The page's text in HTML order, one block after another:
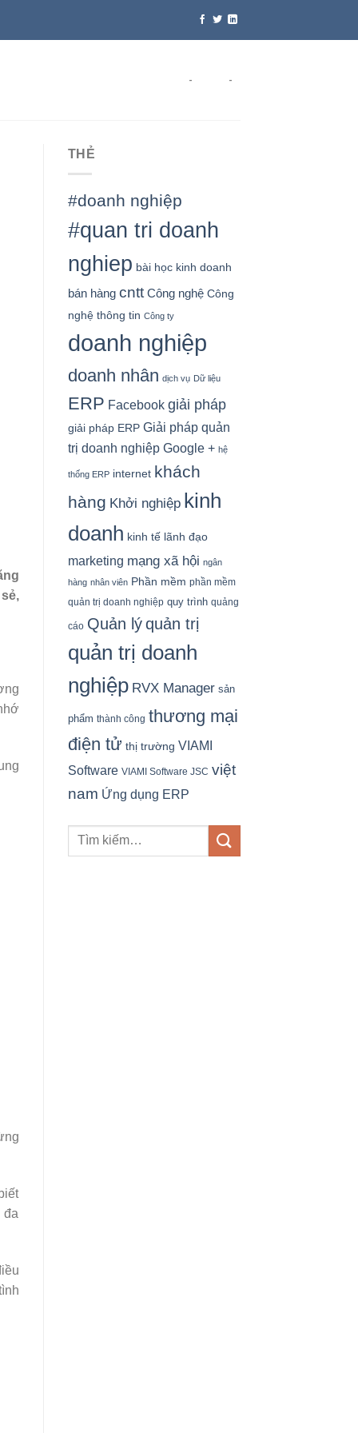
- -
đa
THẺ
#doanh nghiệp
#quan tri doanh
nghiep bài học kinh doanh
bán hàng cntt Công nghệ Công
nghệ thông tin Công ty
doanh nghiệp
doanh nhân dịch vụ Dữ liệu
ERP Facebook giải pháp
giải pháp ERP Giải pháp quản
trị doanh nghiệp Google + hệ
thống ERP internet khách
hàng Khởi nghiệp kinh
doanh kinh tế lãnh đạo
marketing mạng xã hội ngân
hàng nhân viên Phần mềm phần mềm
quản trị doanh nghiệp quy trình quảng
cáo Quản lý quản trị
quản trị doanh
nghiệp RVX Manager sản
phẩm thành công thương mại
điện tử thị trường VIAMI
Software VIAMI Software JSC việt
nam Ứng dụng ERP